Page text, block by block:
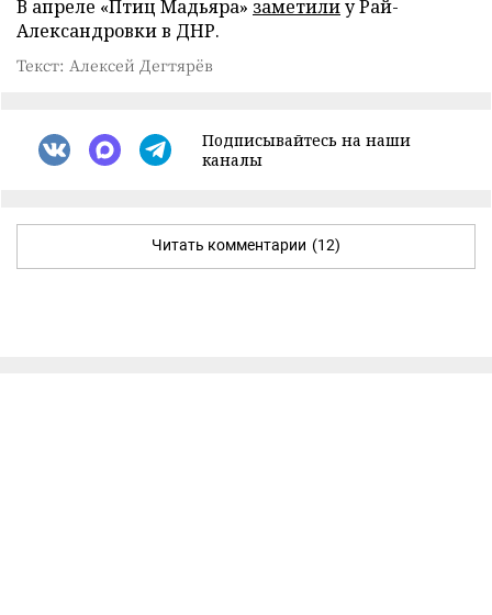
В апреле «Птиц Мадьяра» заметилиу Рай-
Александровки в ДНР.
Текст: Алексей Дегтярёв
Подписывайтесь на наши
каналы
Читать комментарии (12)